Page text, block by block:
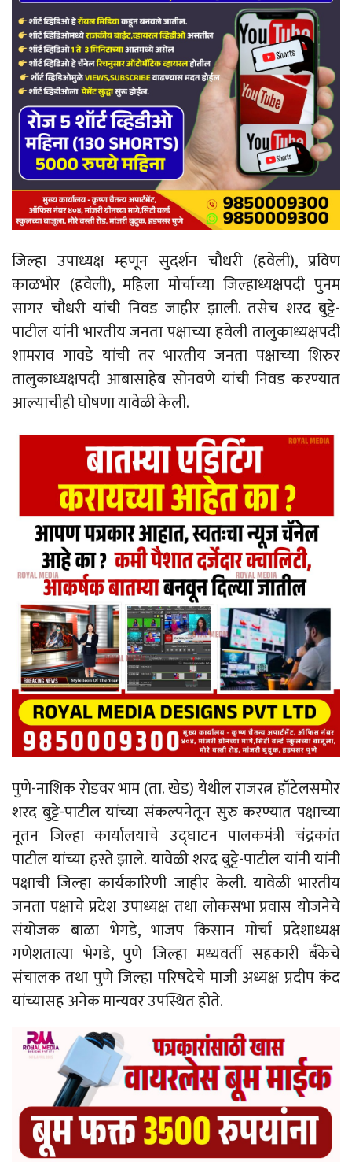
जिल्हा उपाध्यक्ष म्हणून सुदर्शन चौधरी (हवेली), प्रविण
काळभोर (हवेली), महिला मोर्चाच्या जिल्हाध्यक्षपदी पुनम
सागर चौधरी यांची निवड जाहीर झाली. तसेच शरद बुट्टे-
पाटील यांनी भारतीय जनता पक्षाच्या हवेली तालुकाध्यक्षपदी
शामराव गावडे यांची तर भारतीय जनता पक्षाच्या शिरुर
तालुकाध्यक्षपदी आबासाहेब सोनवणे यांची निवड करण्यात
आल्याचीही घोषणा यावेळी केली.
पुणे-नाशिक रोडवर भाम (ता. खेड) येथील राजरत्न हॉटेलसमोर
शरद बुट्टे-पाटील यांच्या संकल्पनेतून सुरु करण्यात पक्षाच्या
नूतन जिल्हा कार्यालयाचे उद्घाटन पालकमंत्री चंद्रकांत
पाटील यांच्या हस्ते झाले. यावेळी शरद बुट्टे-पाटील यांनी यांनी
पक्षाची जिल्हा कार्यकारिणी जाहीर केली. यावेळी भारतीय
जनता पक्षाचे प्रदेश उपाध्यक्ष तथा लोकसभा प्रवास योजनेचे
संयोजक बाळा भेगडे, भाजप किसान मोर्चा प्रदेशाध्यक्ष
गणेशतात्या भेगडे, पुणे जिल्हा मध्यवर्ती सहकारी बँकेचे
संचालक तथा पुणे जिल्हा परिषदेचे माजी अध्यक्ष प्रदीप कंद
यांच्यासह अनेक मान्यवर उपस्थित होते.